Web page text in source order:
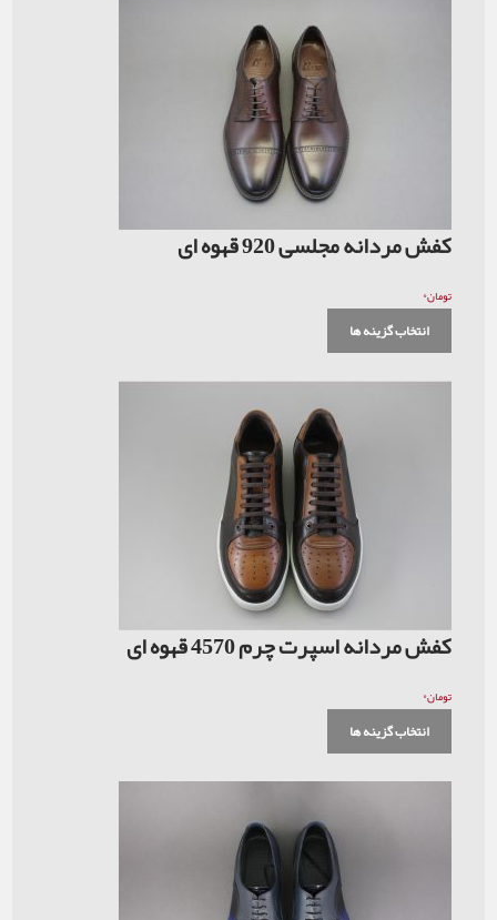
کفش مردانه مجلسی 920 قهوه ای
تومان۰
انتخاب گزینه ها
کفش مردانه اسپرت چرم 4570 قهوه ای
تومان۰
انتخاب گزینه ها